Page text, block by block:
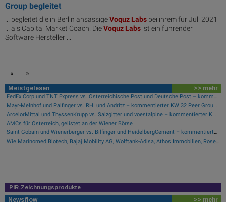
Group begleitet
... begleitet die in Berlin ansässigeVoquz Labs bei ihrem für Juli 2021
... als Capital Market Coach. DieVoquz Labs ist ein führender
Software Hersteller ...
« »
Meistgelesen >> mehr
FedEx Corp und TNT Express vs. Österreichische Post und Deutsche Post – kommentierter KW 32 Peer Group Watch Post
Mayr-Melnhof und Palfinger vs. RHI und Andritz – kommentierter KW 32 Peer Group Watch Zykliker Österreich
ArcelorMittal und ThyssenKrupp vs. Salzgitter und voestalpine – kommentierter KW 32 Peer Group Watch Stahl
AMCs für Österreich, gelistet an der Wiener Börse
Saint Gobain und Wienerberger vs. Bilfinger und HeidelbergCement – kommentierter KW 32 Peer Group Watch Bau & Baustoffe
Wie Marinomed Biotech, Bajaj Mobility AG, Wolftank-Adisa, Athos Immobilien, Rosenbauer und Telekom Austria für Gesprächsstoff in Österreich sorgten
PIR-Zeichnungsprodukte
Newsflow >> mehr